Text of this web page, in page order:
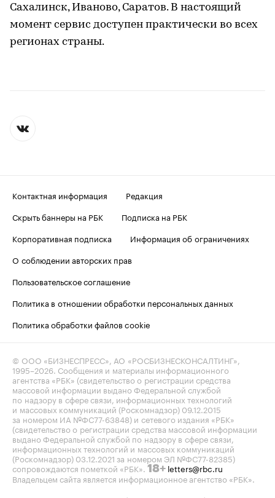
Сахалинск, Иваново, Саратов. В настоящий
момент сервис доступен практически во всех
регионах страны.
Контактная информация
Редакция
Скрыть баннеры на РБК
Подписка на РБК
Корпоративная подписка
Информация об ограничениях
О соблюдении авторских прав
Пользовательское соглашение
Политика в отношении обработки персональных данных
Политика обработки файлов cookie
© ООО «БИЗНЕСПРЕСС», АО «РОСБИЗНЕСКОНСАЛТИНГ»,
1995–2026 . Сообщения и материалы информационного
агентства «РБК» (свидетельство о регистрации средства
массовой информации выдано Федеральной службой
по надзору в сфере связи, информационных технологий
и массовых коммуникаций (Роскомнадзор) 09.12.2015
за номером ИА №ФС77-63848) и сетевого издания «РБК»
(свидетельство о регистрации средства массовой информации
выдано Федеральной службой по надзору в сфере связи,
информационных технологий и массовых коммуникаций
(Роскомнадзор) 03.12.2021 за номером ЭЛ №ФС77-82385)
сопровождаются пометкой «РБК». 18+ letters@rbc.ru
Владельцем сайта является информационное агентство «РБК».